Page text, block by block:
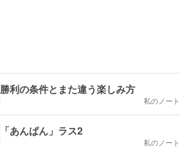
勝利の条件とまた違う楽しみ方
私のノート
「あんぱん」ラス2
私のノート